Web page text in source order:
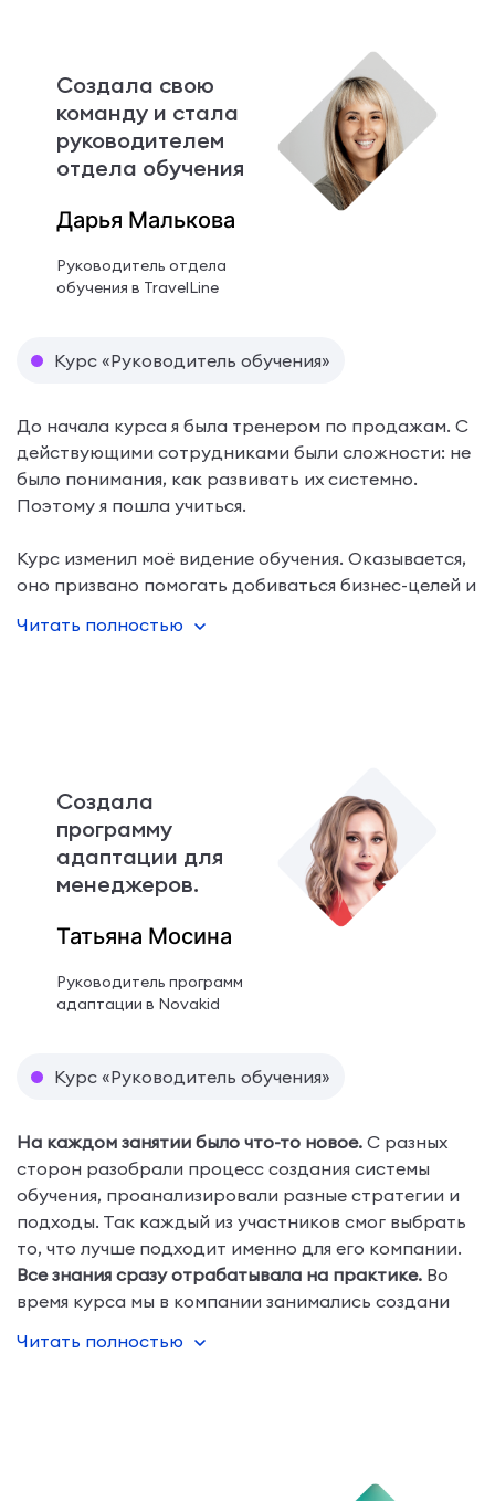
Создала свою
команду и стала
руководителем
отдела обучения
Дарья Малькова
Руководитель отдела
обучения в TravelLine
Курс «Руководитель обучения»
До начала курса я была тренером по продажам. С
действующими сотрудниками были сложности: не
было понимания, как развивать их системно.
Поэтому я пошла учиться.
Курс изменил моё видение обучения. Оказывается,
оно призвано помогать добиваться бизнес-целей и
learning, чтобы организовывать
Читать полностью
Создала
программу
адаптации для
менеджеров.
Татьяна Мосина
Руководитель программ
адаптации в Novakid
Курс «Руководитель обучения»
На каждом занятии было что-то новое. С разных
сторон разобрали процесс создания системы
обучения, проанализировали разные стратегии и
подходы. Так каждый из участников смог выбрать
то, что лучше подходит именно для его компании.
Все знания сразу отрабатывала на практике. Во
время курса мы в компании занимались создани
Читать полностью